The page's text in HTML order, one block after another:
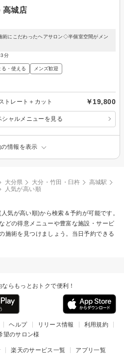
高城店
にこだわったヘアサロン◇半個室空間がメン
3分
る・使える メンズ歓迎
トレート＋カット ￥19,800
シャルメニューを見る
情報を表示
大分県 大分・竹田・臼杵
高城駅
人気が高い順
気が高い順)から検索＆予約が可能です。
どの得意メニューや豊富な施設・サービ
施術を見つけましょう。当日予約できる
らもっとおトクで便利！
ヘルプ リリース情報
利用規約
望のサロン様
楽天のサービス一覧 アプリ一覧